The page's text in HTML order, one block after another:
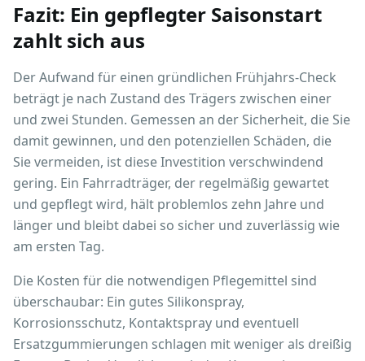
Fazit: Ein gepflegter Saisonstart
zahlt sich aus
Der Aufwand für einen gründlichen Frühjahrs-Check
beträgt je nach Zustand des Trägers zwischen einer
und zwei Stunden. Gemessen an der Sicherheit, die Sie
damit gewinnen, und den potenziellen Schäden, die
Sie vermeiden, ist diese Investition verschwindend
gering. Ein Fahrradträger, der regelmäßig gewartet
und gepflegt wird, hält problemlos zehn Jahre und
länger und bleibt dabei so sicher und zuverlässig wie
am ersten Tag.
Die Kosten für die notwendigen Pflegemittel sind
überschaubar: Ein gutes Silikonspray,
Korrosionsschutz, Kontaktspray und eventuell
Ersatzgummierungen schlagen mit weniger als dreißig